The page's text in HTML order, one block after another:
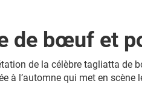
de bœuf et
de la célèbre tagliatta de
à l’automne qui met en scène